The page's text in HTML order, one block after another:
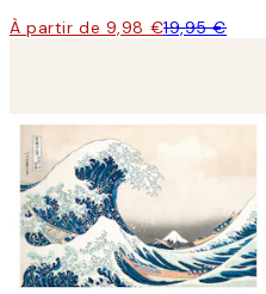
À partir de 9,98 €19,95 €